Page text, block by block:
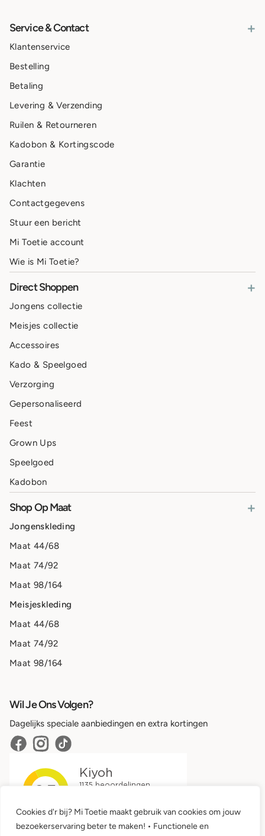
Cookies d'r bij? Mi Toetie maakt gebruik van cookies om jouw
bezoekerservaring beter te maken! • Functionele en
Service & Contact +
Klantenservice
Bestelling
Betaling
Levering & Verzending
Ruilen & Retourneren
Kadobon & Kortingscode
Garantie
Klachten
Contactgegevens
Stuur een bericht
Mi Toetie account
Wie is Mi Toetie?
Direct Shoppen +
Jongens collectie
Meisjes collectie
Accessoires
Kado & Speelgoed
Verzorging
Gepersonaliseerd
Feest
Grown Ups
Speelgoed
Kadobon
Shop Op Maat +
Jongenskleding
Maat 44/68
Maat 74/92
Maat 98/164
Meisjeskleding
Maat 44/68
Maat 74/92
Maat 98/164
Wil Je Ons Volgen?
Dagelijks speciale aanbiedingen en extra kortingen